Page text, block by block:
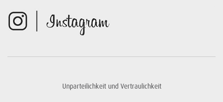
Unparteilichkeit und Vertraulichkeit